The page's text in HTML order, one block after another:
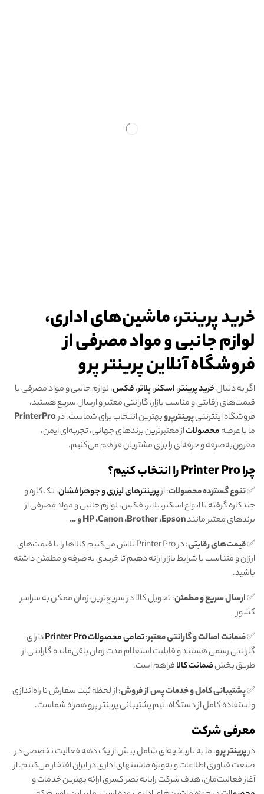
خرید پرینتر، ماشین‌های اداری،
لوازم جانبی و مواد مصرفی از
فروشگاه آنلاین پرینتر پرو
اگر به دنبالخرید پرینتر،اسکنر،پلاتر،فکس، لوازم جانبی و مواد مصرفی با
قیمت‌های رقابتی و مناسب بازار، گارانتی معتبر و ارسال سریع هستید،
فروشگاه اینترنتیپرینترپروبهترین انتخاب برای شماست. درPrinterPro
ما با عرضهمحصولاتاز معتبرترین برندهای جهانی، تجربه‌ای ایمن،
مقرون‌به‌صرفه و حرفه‌ای را برای مشتریان فراهم می‌کنیم.
چرا را انتخاب کنیم؟
✅تنوع گسترده محصولات: ازپرینترهای لیزری و جوهرافشان، تک‌کاره و
چندکاره گرفته تا انواع اسکنر، پلاتر، فکس، لوازم جانبی و مواد مصرفی از
برندهای معتبر مانند
HP،Canon،Brother،Epson و …
✅قیمت‌های رقابتی
: در Printer Pro تلاش می‌کنیم کالاها را با قیمت‌های
ارزان و متناسب با شرایط بازار ارائه دهیم تا خریدی به‌صرفه و مطمئن داشته
باشید.
✅ارسال سریع و مطمئن: تحویل کالا در سریع‌ترین زمان ممکن به سراسر
کشور
✅ضمانت اصالت و گارانتی معتبر:تمامی محصولات Printer Pro
دارای
گارانتی رسمی هستند و قابلیت استعلام مدت زمان باقی‌مانده گارانتی از
طریق بخشضمانت کالافراهم است.
✅پشتیبانی کامل و خدمات پس از فروش: از لحظه ثبت سفارش تا راه‌اندازی
و استفاده کامل از دستگاه، تیم پشتیبانی پرینتر پرو همراه شماست.
معرفی شرکت
درپرینترپرو، ما به تاریخچه‌ای شامل بیش از یک دهه فعالیت تخصصی در
صنعت فناوری اطلاعات و به‌ویژه ماشینهای اداری در ایران افتخار می‌کنیم. از
آغاز فعالیت‌مان، هدف شرکت رایانه نصر کسری ارائه بهترین خدمات و